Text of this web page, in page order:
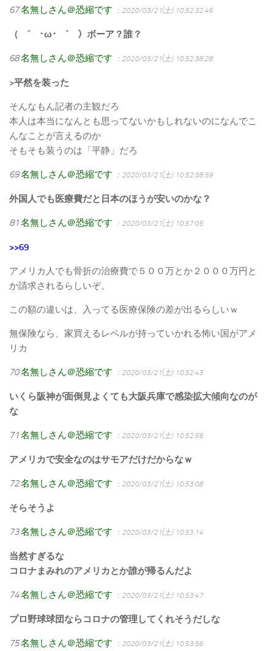
67名無しさん＠恐縮です ：2020/03/21(土) 10:52:32.46
（ ´ ･ω･ ` ）ボーア？誰？
68名無しさん＠恐縮です ：2020/03/21(土) 10:52:38.28
>平然を装った
そんなもん記者の主観だろ
本人は本当になんとも思ってないかもしれないのになんでこ
んなことが言えるのか
そもそも装うのは「平静」だろ
69名無しさん＠恐縮です ：2020/03/21(土) 10:52:38.59
外国人でも医療費だと日本のほうが安いのかな？
81名無しさん＠恐縮です ：2020/03/21(土) 10:57:05
>>69
アメリカ人でも骨折の治療費で５００万とか２０００万円と
か請求されるらしいぞ。
この額の違いは、入ってる医療保険の差が出るらしいｗ
無保険なら、家買えるレベルが持っていかれる怖い国がアメ
リカ
70名無しさん＠恐縮です ：2020/03/21(土) 10:52:43
いくら阪神が面倒見よくても大阪兵庫で感染拡大傾向なのが
な
71名無しさん＠恐縮です ：2020/03/21(土) 10:52:56
アメリカで安全なのはサモアだけだからなｗ
72名無しさん＠恐縮です ：2020/03/21(土) 10:53:08
そらそうよ
73名無しさん＠恐縮です ：2020/03/21(土) 10:53:14
当然すぎるな
コロナまみれのアメリカとか誰が帰るんだよ
74名無しさん＠恐縮です ：2020/03/21(土) 10:53:47
プロ野球球団ならコロナの管理してくれそうだしな
75名無しさん＠恐縮です ：2020/03/21(土) 10:53:56